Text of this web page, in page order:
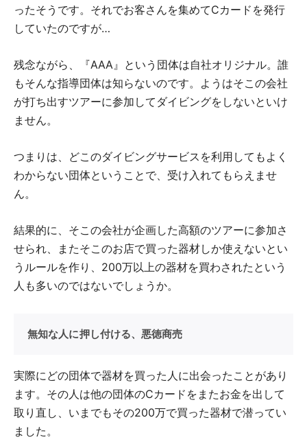
ったそうです。それでお客さんを集めてCカードを発行
していたのですが…
残念ながら、『AAA』という団体は自社オリジナル。誰
もそんな指導団体は知らないのです。ようはそこの会社
が打ち出すツアーに参加してダイビングをしないといけ
ません。
つまりは、どこのダイビングサービスを利用してもよく
わからない団体ということで、受け入れてもらえませ
ん。
結果的に、そこの会社が企画した高額のツアーに参加さ
せられ、またそこのお店で買った器材しか使えないとい
うルールを作り、200万以上の器材を買わされたという
人も多いのではないでしょうか。
無知な人に押し付ける、悪徳商売
実際にどの団体で器材を買った人に出会ったことがあり
ます。その人は他の団体のCカードをまたお金を出して
取り直し、いまでもその200万で買った器材で潜ってい
ました。